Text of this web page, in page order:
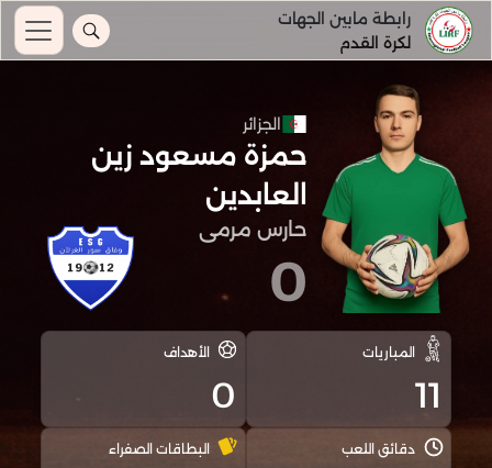
رابطة مابين الجهات
لكرة القدم
الجزائر
حمزة مسعود زين
العابدين
حارس مرمى
0
المباريات
11
الأهداف
0
دقائق اللعب البطاقات الصفراء